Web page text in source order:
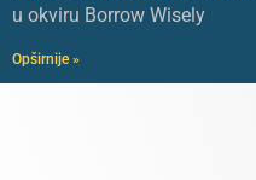
u okviru Borrow Wisely
Opširnije »